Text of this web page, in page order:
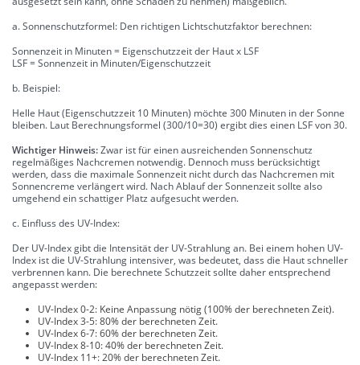
a. Sonnenschutzformel: Den richtigen Lichtschutzfaktor berechnen:
Sonnenzeit in Minuten = Eigenschutzzeit der Haut x LSF
LSF = Sonnenzeit in Minuten/Eigenschutzzeit
b. Beispiel:
Helle Haut (Eigenschutzzeit 10 Minuten) möchte 300 Minuten in der Sonne
bleiben. Laut Berechnungsformel (300/10=30) ergibt dies einen LSF von 30.
Wichtiger Hinweis:Zwar ist für einen ausreichenden Sonnenschutz
regelmäßiges Nachcremen notwendig. Dennoch muss berücksichtigt
werden, dass die maximale Sonnenzeit nicht durch das Nachcremen mit
Sonnencreme verlängert wird. Nach Ablauf der Sonnenzeit sollte also
umgehend ein schattiger Platz aufgesucht werden.
c. Einfluss des UV-Index:
Der UV-Index gibt die Intensität der UV-Strahlung an. Bei einem hohen UV-
Index ist die UV-Strahlung intensiver, was bedeutet, dass die Haut schneller
verbrennen kann. Die berechnete Schutzzeit sollte daher entsprechend
angepasst werden:
UV-Index 0-2: Keine Anpassung nötig (100% der berechneten Zeit).
UV-Index 3-5: 80% der berechneten Zeit.
UV-Index 6-7: 60% der berechneten Zeit.
UV-Index 8-10: 40% der berechneten Zeit.
UV-Index 11+: 20% der berechneten Zeit.